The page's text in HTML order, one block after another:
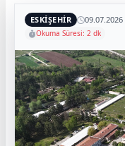
ESKİŞEHİR 09.07.2026
Okuma Süresi: 2 dk